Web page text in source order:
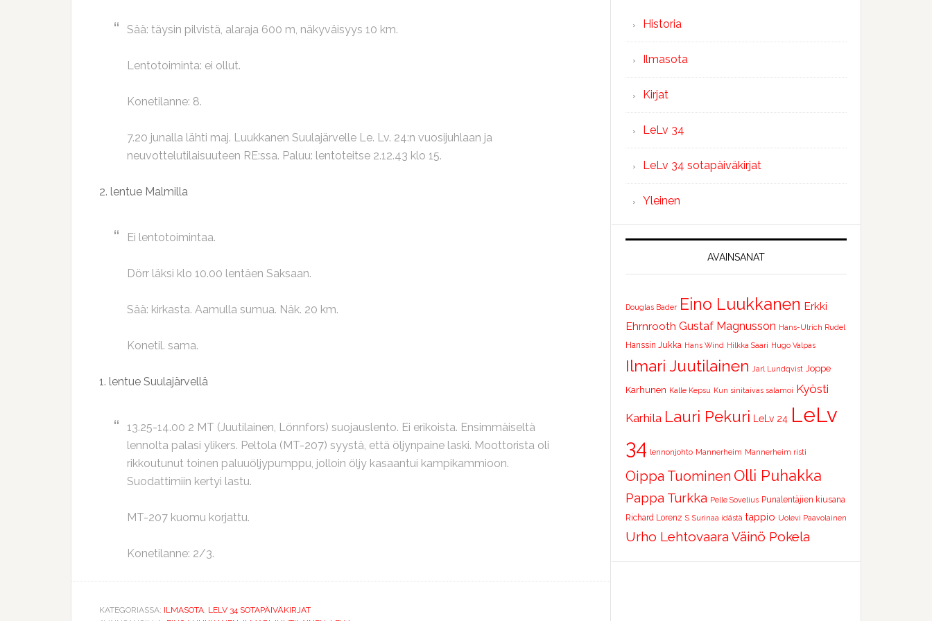
Sää: täysin pilvistä, alaraja 600 m, näkyväisyys 10 km.
Lentotoiminta: ei ollut.
Konetilanne: 8.
7.20 junalla lähti maj. Luukkanen Suulajärvelle Le. Lv. 24:n vuosijuhlaan ja
neuvottelutilaisuuteen RE:ssa. Paluu: lentoteitse 2.12.43 klo 15.
2. lentue Malmilla
Ei lentotoimintaa.
Dörr läksi klo 10.00 lentäen Saksaan.
Sää: kirkasta. Aamulla sumua. Näk. 20 km.
Konetil. sama.
1. lentue Suulajärvellä
13.25-14.00 2 MT (Juutilainen, Lönnfors) suojauslento. Ei erikoista. Ensimmäiseltä
lennolta palasi ylikers. Peltola (MT-207) syystä, että öljynpaine laski. Moottorista oli
rikkoutunut toinen paluuöljypumppu, jolloin öljy kasaantui kampikammioon.
Suodattimiin kertyi lastu.
MT-207 kuomu korjattu.
Konetilanne: 2/3.
KATEGORIASSA: ILMASOTA, LELV 34 SOTAPÄIVÄKIRJAT
Historia
Ilmasota
Kirjat
LeLv 34
LeLv 34 sotapäiväkirjat
Yleinen
AVAINSANAT
Douglas Bader Eino Luukkanen Erkki
Ehrnrooth Gustaf Magnusson Hans-Ulrich Rudel
Hanssin Jukka Hans Wind Hilkka Saari Hugo Valpas
Ilmari Juutilainen Jarl Lundqvist Joppe
Karhunen Kalle Kepsu Kun sinitaivas salamoi Kyösti
Karhila Lauri Pekuri LeLv 24 LeLv
34 lennonjohto Mannerheim Mannerheim risti
Oippa Tuominen Olli Puhakka
Pappa Turkka Pelle Sovelius Punalentäjien kiusana
Richard Lorenz S Surinaa idästä tappio Uolevi Paavolainen
Urho Lehtovaara Väinö Pokela